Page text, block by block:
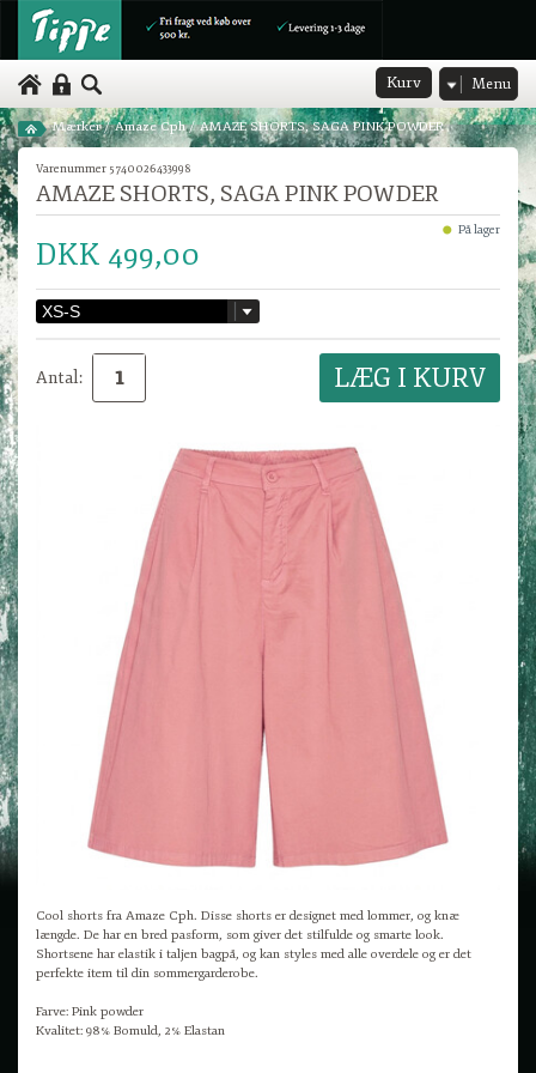
Kurv Menu
Mærker/ Amaze Cph/ AMAZE SHORTS, SAGA PINK POWDER
Varenummer 5740026433998
AMAZE SHORTS, SAGA PINK POWDER
På lager
DKK 499,00
Antal:
Cool shorts fra Amaze Cph. Disse shorts er designet med lommer, og knæ
længde. De har en bred pasform, som giver det stilfulde og smarte look.
Shortsene har elastik i taljen bagpå, og kan styles med alle overdele og er det
perfekte item til din sommergarderobe.
Farve: Pink powder
Kvalitet: 98% Bomuld, 2% Elastan